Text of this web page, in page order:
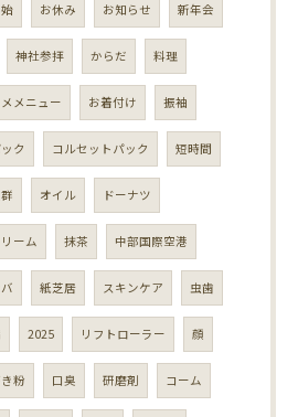
お休み お知らせ 新年会
神社参拝 からだ 料理
メニュー お着付け 振袖
ク コルセットパック 短時間
オイル ドーナツ
ーム 抹茶 中部国際空港
紙芝居 スキンケア 虫歯
2025 リフトローラー 顔
粉 口臭 研磨剤 コーム